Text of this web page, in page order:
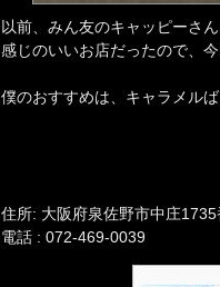
以前、みん友のキャッピーさ
感じのいいお店だったので、
僕のおすすめは、キャラメル
住所: 大阪府泉佐野市中庄1735
電話 : 072-469-0039